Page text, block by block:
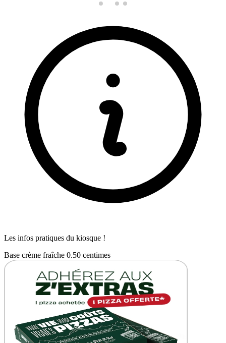
Les infos pratiques du kiosque !
Base crème fraîche 0.50 centimes